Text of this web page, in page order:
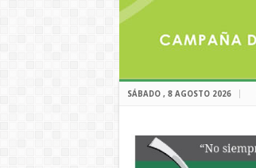
SÁBADO , 8 AGOSTO 2026